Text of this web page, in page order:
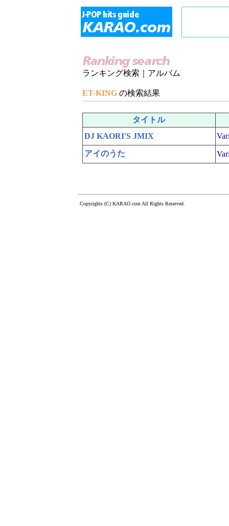
ランキング検索｜アルバム
ET-KING の検索結果
タイトル
DJ KAORI'S JMIX
アイのうた
Copyrights (C) KARAO.com All Rights Reserved.